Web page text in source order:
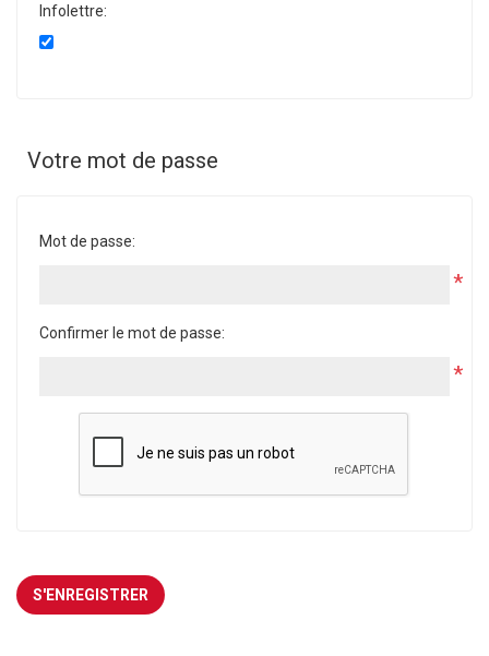
Infolettre:
Votre mot de passe
Mot de passe:
*
Confirmer le mot de passe:
*